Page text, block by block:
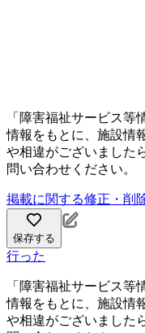
「障害福祉サービス等
情報をもとに、施設情
や相違がございました
問い合わせください。
掲載に関する修正・削
保存する
行った
「障害福祉サービス等
情報をもとに、施設情
や相違がございました